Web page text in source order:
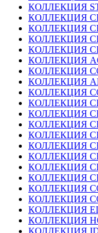
КОЛЛЕКЦИЯ
КОЛЛЕКЦИЯ
КОЛЛЕКЦИЯ
КОЛЛЕКЦИЯ
КОЛЛЕКЦИЯ
КОЛЛЕКЦИЯ
КОЛЛЕКЦИЯ
КОЛЛЕКЦИЯ
КОЛЛЕКЦИЯ
КОЛЛЕКЦИЯ
КОЛЛЕКЦИЯ
КОЛЛЕКЦИЯ
КОЛЛЕКЦИЯ
КОЛЛЕКЦИЯ
КОЛЛЕКЦИЯ
КОЛЛЕКЦИЯ
КОЛЛЕКЦИЯ
КОЛЛЕКЦИЯ
КОЛЛЕКЦИЯ
КОЛЛЕКЦИЯ
КОЛЛЕКЦИЯ
КОЛЛЕКЦИЯ